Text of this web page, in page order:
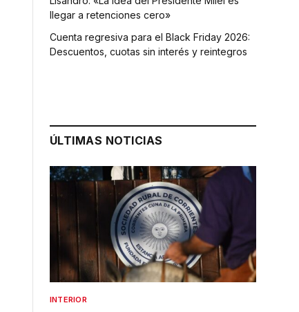
llegar a retenciones cero»
Cuenta regresiva para el Black Friday 2026:
Descuentos, cuotas sin interés y reintegros
ÚLTIMAS NOTICIAS
INTERIOR